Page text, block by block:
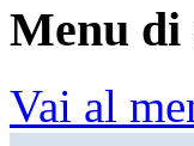
Menu di
Vai al